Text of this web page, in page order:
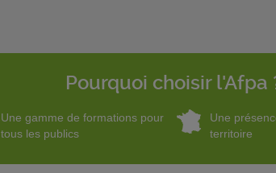
Pourquoi choisir l'Afpa
Une gamme de formations pour
tous les publics
Une
territoire